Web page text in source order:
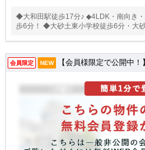
◆大和田駅徒歩17分♪ ◆4LDK・南向き
歩6分！ ◆大砂土東小学校徒歩6分・大
会員限定 NEW 【会員様限定で公開中！】